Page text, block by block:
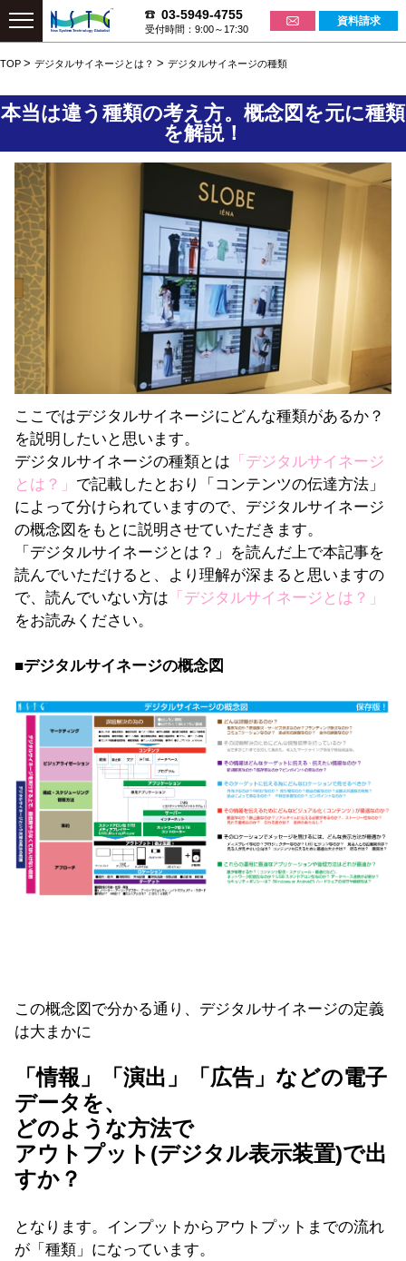
03-5949-4755
受付時間：9:00～17:30
資料請求
TOP > デジタルサイネージとは？ > デジタルサイネージの種類
本当は違う種類の考え方。概念図を元に種類
を解説！
ここではデジタルサイネージにどんな種類があるか？
を説明したいと思います。
デジタルサイネージの種類とは 「 デジタルサイネージ
とは？ 」 で記載したとおり「コンテンツの伝達方法」
によって分けられていますので、デジタルサイネージ
の概念図をもとに説明させていただきます。
「デジタルサイネージとは？」を読んだ上で本記事を
読んでいただけると、より理解が深まると思いますの
で、読んでいない方は 「 デジタルサイネージとは？」
をお読みください。
■デジタルサイネージの概念図
この概念図で分かる通り、デジタルサイネージの定義
は大まかに
「情報」「演出」「広告」などの電子
データを、
どのような方法で
アウトプット(デジタル表示装置)で出
すか？
となります。インプットからアウトプットまでの流れ
が「種類」になっています。